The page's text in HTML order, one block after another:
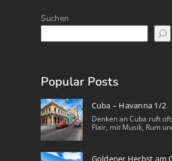
Suchen
Popular Posts
Cuba – Havanna 1/2
Denken an Cuba ruft
Flair, mit Musik, Rum
Goldener Herbst am